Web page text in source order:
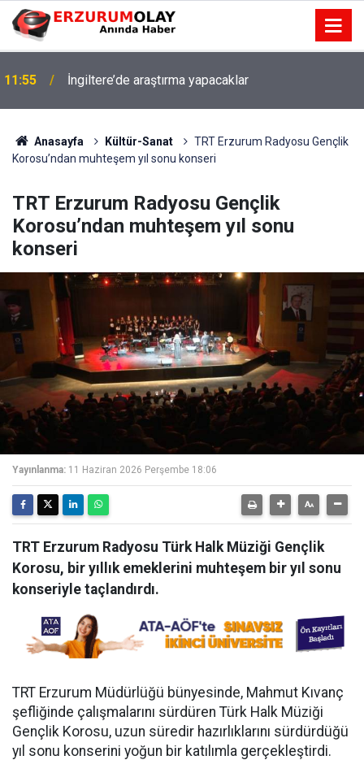
11:55 İngiltere’de araştırma yapacaklar
Anasayfa Kültür-Sanat
TRT Erzurum Radyosu Gençlik
Korosu’ndan muhteşem yıl sonu konseri
TRT Erzurum Radyosu Gençlik
Korosu’ndan muhteşem yıl sonu
konseri
Yayınlanma: 11 Haziran 2026 Perşembe 18:06
TRT Erzurum Radyosu Türk Halk Müziği Gençlik
Korosu, bir yıllık emeklerini muhteşem bir yıl sonu
konseriyle taçlandırdı.
TRT Erzurum Müdürlüğü bünyesinde, Mahmut Kıvanç
şefliğinde çalışmalarını sürdüren Türk Halk Müziği
Gençlik Korosu, uzun süredir hazırlıklarını sürdürdüğü
yıl sonu konserini yoğun bir katılımla gerçekleştirdi.